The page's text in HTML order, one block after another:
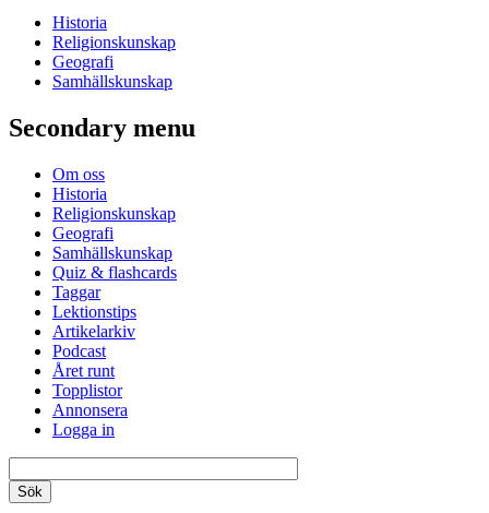
Historia
Religionskunskap
Geografi
Samhällskunskap
Secondary menu
Om oss
Historia
Religionskunskap
Geografi
Samhällskunskap
Quiz & flashcards
Taggar
Lektionstips
Artikelarkiv
Podcast
Året runt
Topplistor
Annonsera
Logga in